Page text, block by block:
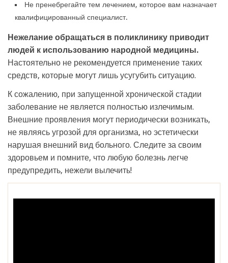
Не пренебрегайте тем лечением, которое вам назначает
квалифицированный специалист.
Нежелание обращаться в поликлинику приводит
людей к использованию народной медицины.
Настоятельно не рекомендуется применение таких
средств, которые могут лишь усугубить ситуацию.
К сожалению, при запущенной хронической стадии
заболевание не является полностью излечимым.
Внешние проявления могут периодически возникать,
не являясь угрозой для организма, но эстетически
нарушая внешний вид больного. Следите за своим
здоровьем и помните, что любую болезнь легче
предупредить, нежели вылечить!